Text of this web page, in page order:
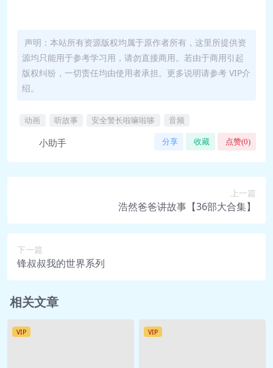
声明：本站所有资源版权均属于原作者所有，这里所提供资
源均只能用于参考学习用，请勿直接商用。若由于商用引起
版权纠纷，一切责任均由使用者承担。更多说明请参考 VIP介
绍。
动画 听故事 安全警长啦嘛啦哆 音频
小助手 分享 收藏 点赞(0)
上一篇
浩然爸爸讲故事【36部大合集】
下一篇
锋叔叔我的世界系列
相关文章
VIP VIP